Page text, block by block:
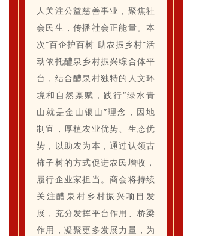
人关注公益慈善事业，聚焦社
会民生，传播社会正能量。 本
次“百企护百树 助农振乡村”活
动依托醴泉乡村振兴综合体平
台，结合醴泉村独特的人文环
境和自然禀赋，践行“绿水青
山就是金山银山”理念，因地
制宜，厚植农业优势、生态优
势，以助农为本，通过认领古
柿子树的方式促进农民增收，
履行企业家担当。 商会将持续
关注醴泉村乡村振兴项目发
展，充分发挥平台作用、桥梁
作用，凝聚更多发展力量，为